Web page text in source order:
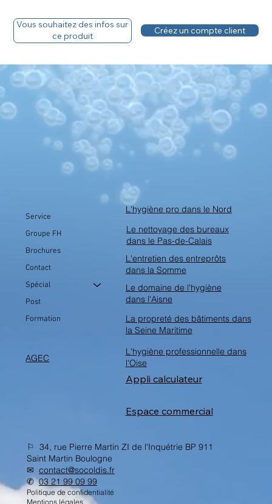
Vous souhaitez des infos sur
ce produit
Créez un compte client
Service
Groupe FH
Brochures
Contact
Spécial
Post
Formation
AGEC
L'hygiène pro dans le Nord
Le nettoyage des bureaux
dans le Pas-de-Calais
L'entretien des entreprôts
dans la Somme
Le domaine de l'hygiène
dans l'Aisne
La propreté des bâtiments dans
la Seine Maritime
L'hygiène professionnelle dans
l'Oise
Espace commercial
Appli calculateur
⚐ 34, rue Pierre Martin ZI de l'Inquétrie BP 911
Saint Martin Boulogne
✉︎ contact@socoldis.fr
✆03 21 99 09 99
Politique de confidentialité
Mentions légales